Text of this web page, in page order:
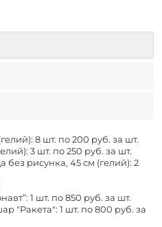
8 шт. по 200 руб. за шт.
3 шт. по 250 руб. за шт.
рисунка, 45 см (гелий): 2
1 шт. по 850 руб. за шт.
"Ракета": 1 шт. по 800 руб. за